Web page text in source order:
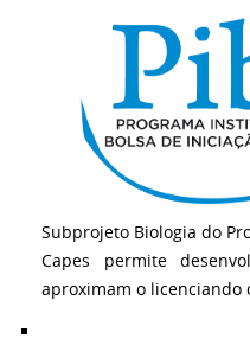
Subprojeto Biologia do
Capes permite
aproximam o licenciando